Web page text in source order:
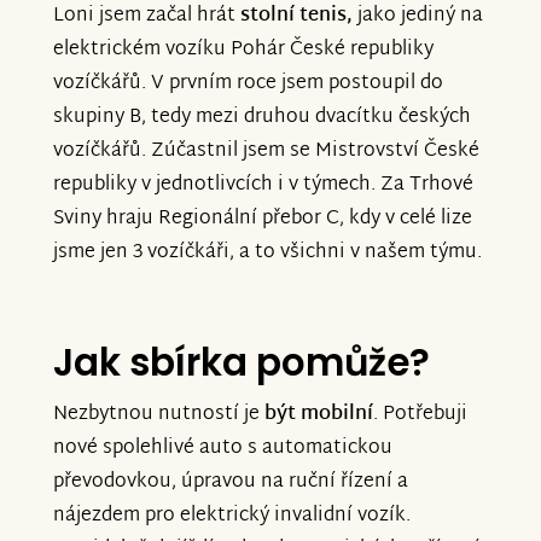
Loni jsem začal hrátstolní tenis,jako jediný na
elektrickém vozíku Pohár České republiky
vozíčkářů. V prvním roce jsem postoupil do
skupiny B, tedy mezi druhou dvacítku českých
vozíčkářů. Zúčastnil jsem se Mistrovství České
republiky v jednotlivcích i v týmech. Za Trhové
Sviny hraju Regionální přebor C, kdy v celé lize
jsme jen 3 vozíčkáři, a to všichni v našem týmu.
Jak sbírka pomůže?
Nezbytnou nutností je být mobilní. Potřebuji
nové spolehlivé auto s automatickou
převodovkou, úpravou na ruční řízení a
nájezdem pro elektrický invalidní vozík.